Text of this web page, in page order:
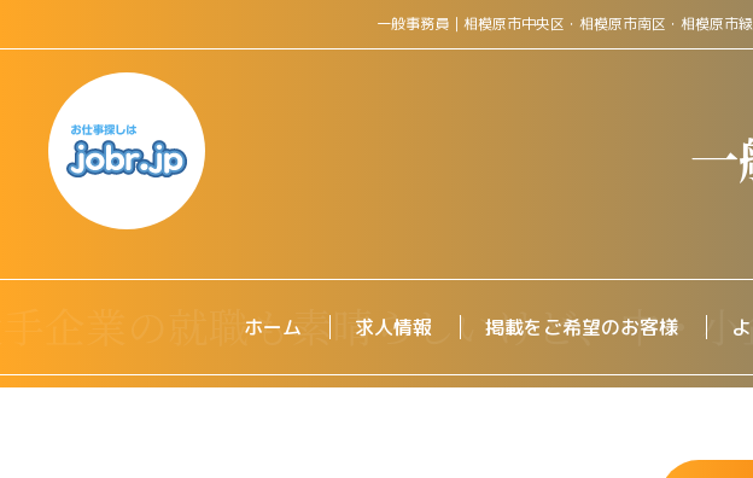
一般事務員｜相模原市中央区・相模原市南区・相模原市
一
ホーム 求人情報 掲載をご希望のお客様